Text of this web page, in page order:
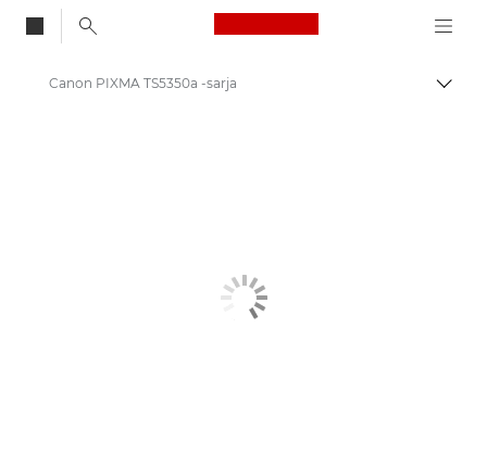
Canon Logo, back
Canon PIXMA TS5350a -sarja